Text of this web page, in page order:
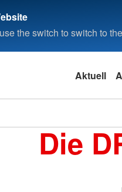
the switch to switch to
Aktuell
Die